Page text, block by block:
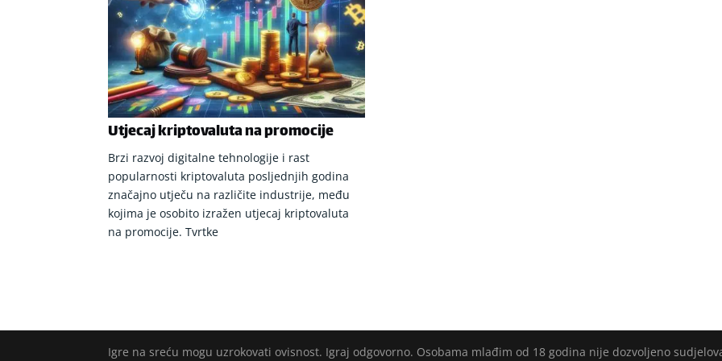
Utjecaj kriptovaluta na promocije
Brzi razvoj digitalne tehnologije i rast
popularnosti kriptovaluta posljednjih godina
značajno utječu na različite industrije, među
kojima je osobito izražen utjecaj kriptovaluta
na promocije. Tvrtke
Igre na sreću mogu uzrokovati ovisnost. Igraj odgovorno. Osobama mlađim od 18 godina nije dozvoljeno